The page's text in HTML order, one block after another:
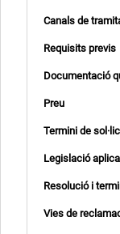
Canals de
Requisits previs
Documentació
Preu
Termini de
Legislació
Resolució i
Vies de